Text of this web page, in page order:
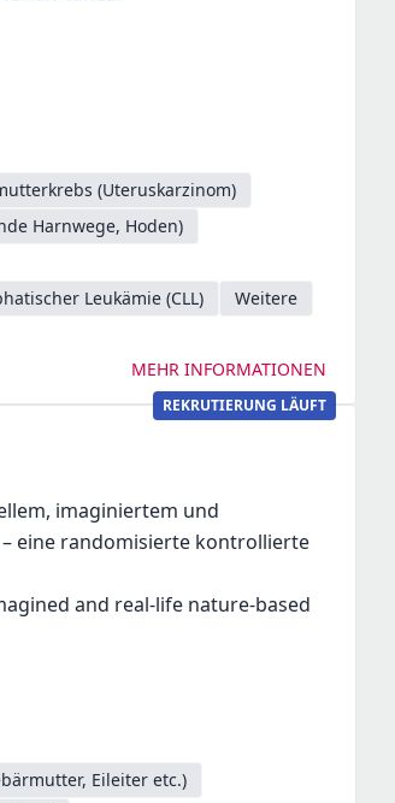
(Uteruskarzinom)
Harnwege, Hoden)
Leukämie (CLL)
Weitere
MEHR INFORMATIONEN
REKRUTIERUNG LÄUFT
imaginiertem und
eine randomisierte kontrollierte
and real-life nature-based
Eileiter etc.)